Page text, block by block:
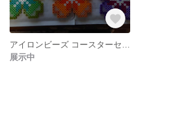
展示中